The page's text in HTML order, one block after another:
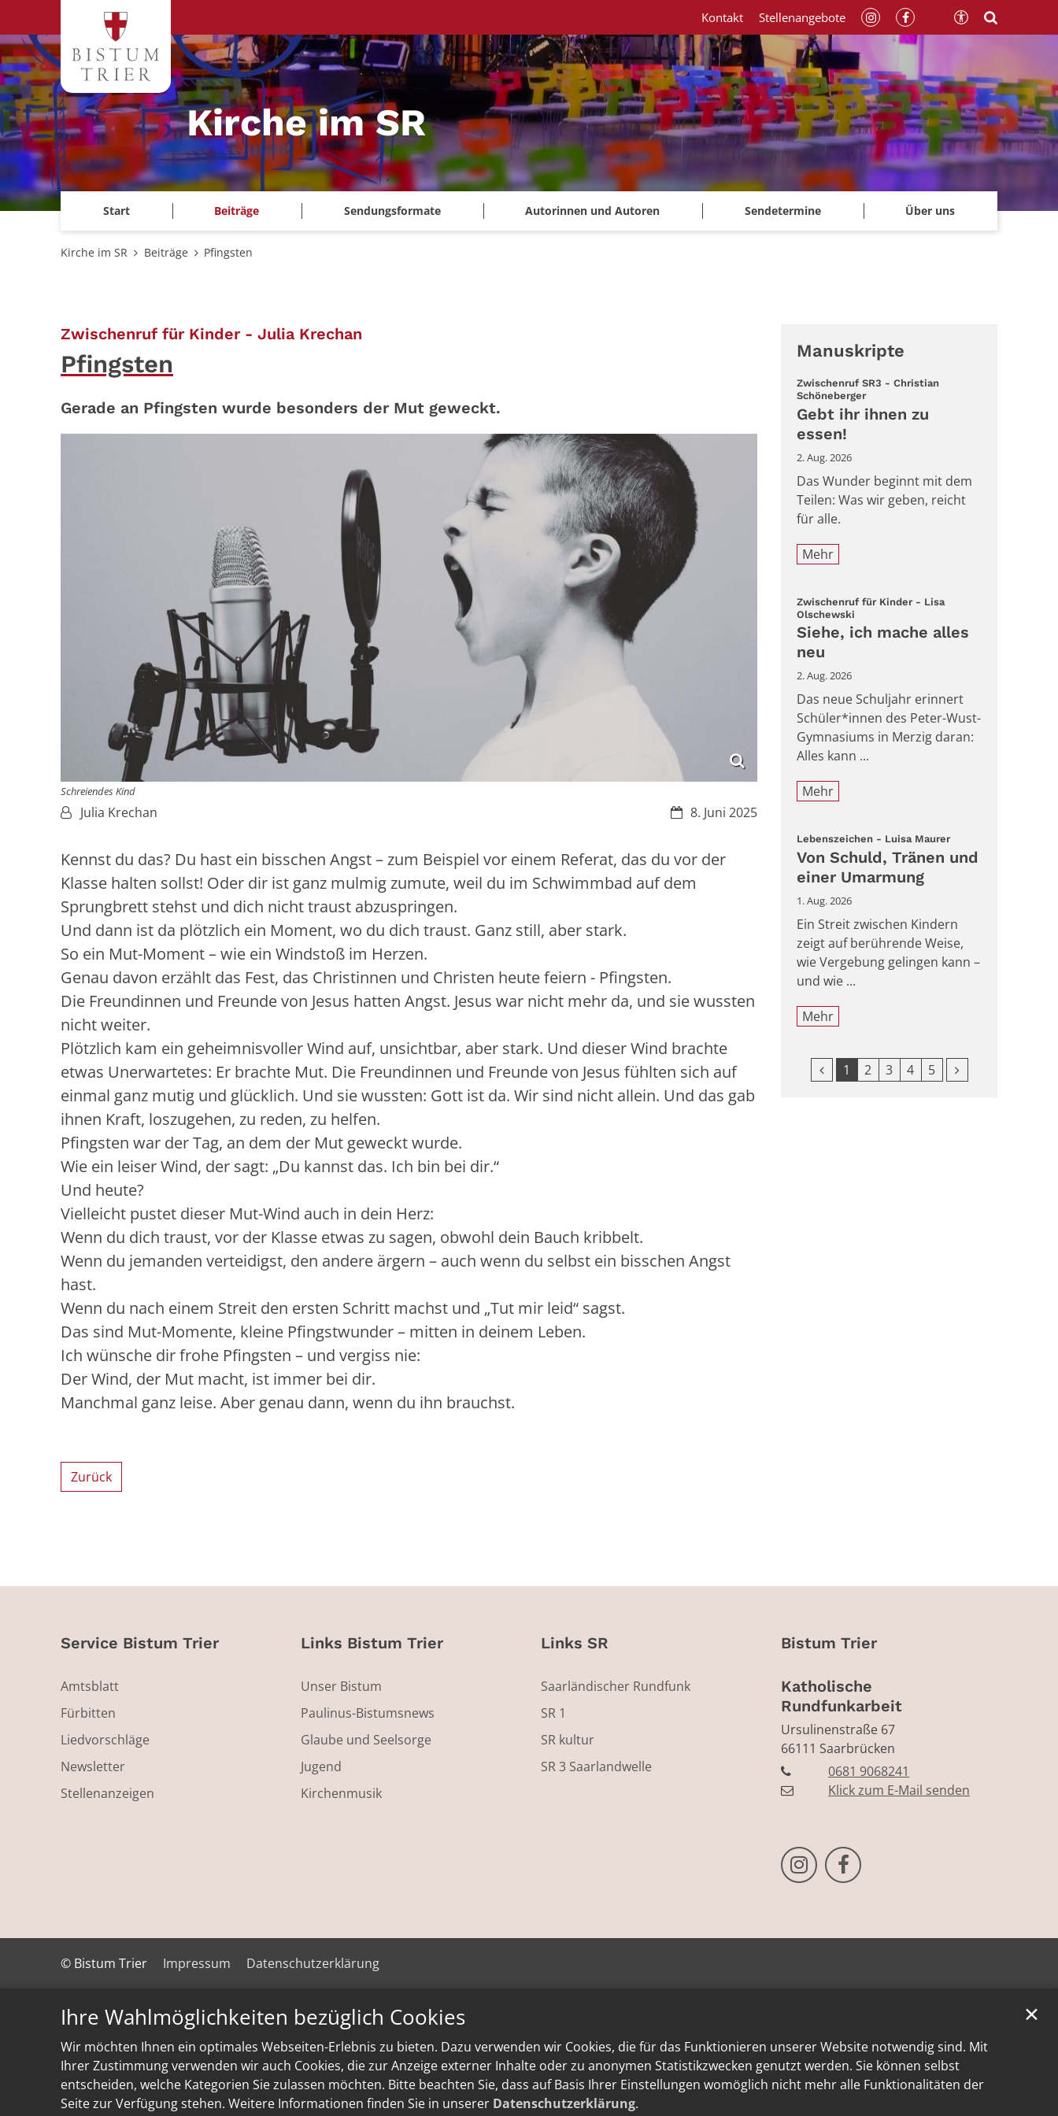
Ihre Wahlmöglichkeiten bezüglich Cookies
Wir möchten Ihnen ein optimales Webseiten-Erlebnis zu bieten. Dazu verwenden wir Cookies, die für das Funktionieren unserer Website notwendig sind. Mit
Ihrer Zustimmung verwenden wir auch Cookies, die zur Anzeige externer Inhalte oder zu anonymen Statistikzwecken genutzt werden. Sie können selbst
entscheiden, welche Kategorien Sie zulassen möchten. Bitte beachten Sie, dass auf Basis Ihrer Einstellungen womöglich nicht mehr alle Funktionalitäten der
Seite zur Verfügung stehen. Weitere Informationen finden Sie in unserer Datenschutzerklärung.
✕
Zum Inhalt springen
Kirche im SR
Start Beiträge Sendungsformate Autorinnen und Autoren Sendetermine Über uns
Kontakt Stellenangebote
Kirche im SR Beiträge Pfingsten
Zwischenruf für Kinder - Julia Krechan
Pfingsten
Gerade an Pfingsten wurde besonders der Mut geweckt.
Schreiendes Kind
Datum:
8. Juni 2025
Von:Julia Krechan
Kennst du das? Du hast ein bisschen Angst – zum Beispiel vor einem Referat, das du vor der
Klasse halten sollst! Oder dir ist ganz mulmig zumute, weil du im Schwimmbad auf dem
Sprungbrett stehst und dich nicht traust abzuspringen.
Und dann ist da plötzlich ein Moment, wo du dich traust. Ganz still, aber stark.
So ein Mut-Moment – wie ein Windstoß im Herzen.
Genau davon erzählt das Fest, das Christinnen und Christen heute feiern - Pfingsten.
Die Freundinnen und Freunde von Jesus hatten Angst. Jesus war nicht mehr da, und sie wussten
nicht weiter.
Plötzlich kam ein geheimnisvoller Wind auf, unsichtbar, aber stark. Und dieser Wind brachte
etwas Unerwartetes: Er brachte Mut. Die Freundinnen und Freunde von Jesus fühlten sich auf
einmal ganz mutig und glücklich. Und sie wussten: Gott ist da. Wir sind nicht allein. Und das gab
ihnen Kraft, loszugehen, zu reden, zu helfen.
Pfingsten war der Tag, an dem der Mut geweckt wurde.
Wie ein leiser Wind, der sagt: „Du kannst das. Ich bin bei dir.“
Und heute?
Vielleicht pustet dieser Mut-Wind auch in dein Herz:
Wenn du dich traust, vor der Klasse etwas zu sagen, obwohl dein Bauch kribbelt.
Wenn du jemanden verteidigst, den andere ärgern – auch wenn du selbst ein bisschen Angst
hast.
Wenn du nach einem Streit den ersten Schritt machst und „Tut mir leid“ sagst.
Das sind Mut-Momente, kleine Pfingstwunder – mitten in deinem Leben.
Ich wünsche dir frohe Pfingsten – und vergiss nie:
Der Wind, der Mut macht, ist immer bei dir.
Manchmal ganz leise. Aber genau dann, wenn du ihn brauchst.
Zurück
Manuskripte
Zwischenruf SR3 - Christian
Schöneberger:
Gebt ihr ihnen zu
essen!
2. Aug. 2026
Das Wunder beginnt mit dem
Teilen: Was wir geben, reicht
für alle.
Mehr
Zwischenruf für Kinder - Lisa
Olschewski
Siehe, ich mache alles
neu
2. Aug. 2026
Das neue Schuljahr erinnert
Schüler*innen des Peter-Wust-
Gymnasiums in Merzig daran:
Alles kann ...
Mehr
Lebenszeichen - Luisa Maurer:
Von Schuld, Tränen und
einer Umarmung
1. Aug. 2026
Ein Streit zwischen Kindern
zeigt auf berührende Weise,
wie Vergebung gelingen kann –
und wie ...
Mehr
Vorherige Seite
1 2 3 4 5 Nächste Seite
Service Bistum Trier
Amtsblatt
Fürbitten
Liedvorschläge
Newsletter
Stellenanzeigen
Links Bistum Trier
Unser Bistum
Paulinus-Bistumsnews
Glaube und Seelsorge
Jugend
Kirchenmusik
Links SR
Saarländischer Rundfunk
SR 1
SR kultur
SR 3 Saarlandwelle
Bistum Trier
Katholische
Rundfunkarbeit
Ursulinenstraße 67
66111 Saarbrücken
0681 9068241
Klick zum E-Mail senden
Bistum Trier auf Instragram
Bistum Trier auf Facebook
© Bistum Trier Impressum Datenschutzerklärung